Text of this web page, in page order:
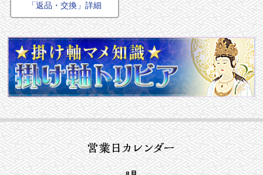
「返品・交換」詳細